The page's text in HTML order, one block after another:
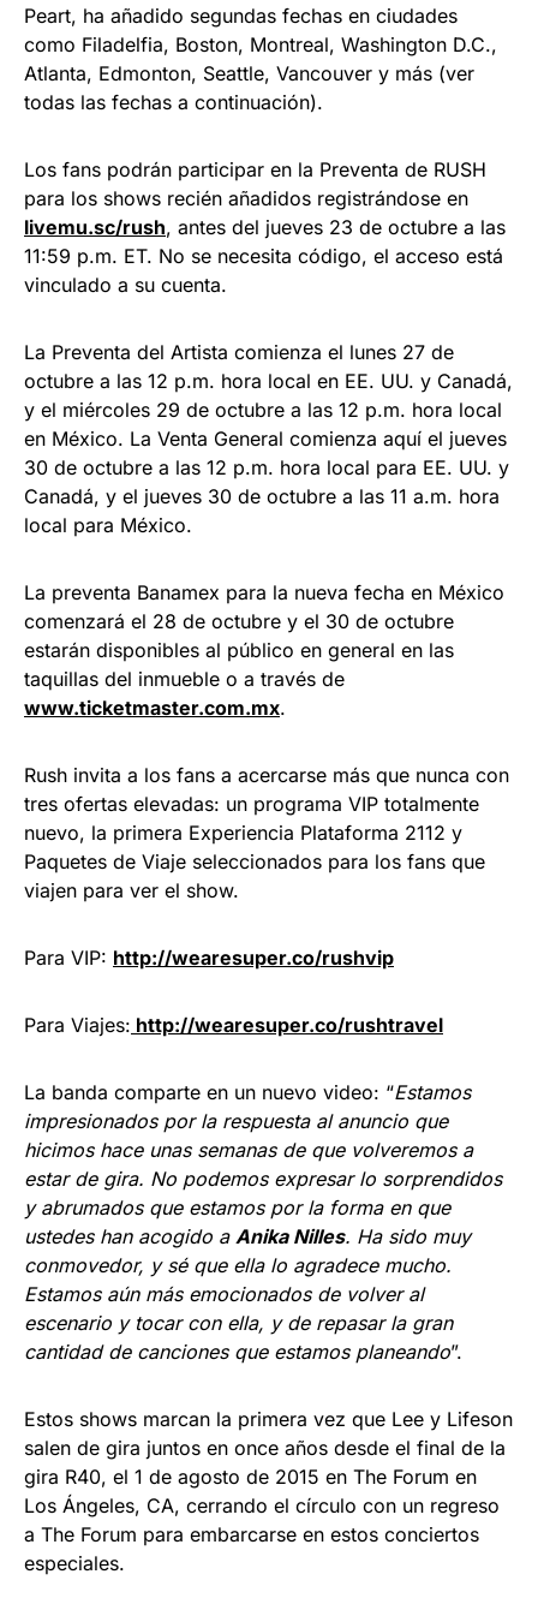
Peart, ha añadido segundas fechas en ciudades
como Filadelfia, Boston, Montreal, Washington D.C.,
Atlanta, Edmonton, Seattle, Vancouver y más (ver
todas las fechas a continuación).
Los fans podrán participar en la Preventa de RUSH
para los shows recién añadidos registrándose en
livemu.sc/rush, antes del jueves 23 de octubre a las
11:59 p.m. ET. No se necesita código, el acceso está
vinculado a su cuenta.
La Preventa del Artista comienza el lunes 27 de
octubre a las 12 p.m. hora local en EE. UU. y Canadá,
y el miércoles 29 de octubre a las 12 p.m. hora local
en México. La Venta General comienza aquí el jueves
30 de octubre a las 12 p.m. hora local para EE. UU. y
Canadá, y el jueves 30 de octubre a las 11 a.m. hora
local para México.
La preventa Banamex para la nueva fecha en México
comenzará el 28 de octubre y el 30 de octubre
estarán disponibles al público en general en las
taquillas del inmueble o a través de
www.ticketmaster.com.mx.
Rush invita a los fans a acercarse más que nunca con
tres ofertas elevadas: un programa VIP totalmente
nuevo, la primera Experiencia Plataforma 2112 y
Paquetes de Viaje seleccionados para los fans que
viajen para ver el show.
Para VIP: http://wearesuper.co/rushvip
Para Viajes: http://wearesuper.co/rushtravel
La banda comparte en un nuevo video: “Estamos
impresionados por la respuesta al anuncio que
hicimos hace unas semanas de que volveremos a
estar de gira. No podemos expresar lo sorprendidos
y abrumados que estamos por la forma en que
ustedes han acogido a Anika Nilles. Ha sido muy
conmovedor, y sé que ella lo agradece mucho.
Estamos aún más emocionados de volver al
escenario y tocar con ella, y de repasar la gran
cantidad de canciones que estamos planeando”.
Estos shows marcan la primera vez que Lee y Lifeson
salen de gira juntos en once años desde el final de la
gira R40, el 1 de agosto de 2015 en The Forum en
Los Ángeles, CA, cerrando el círculo con un regreso
a The Forum para embarcarse en estos conciertos
especiales.